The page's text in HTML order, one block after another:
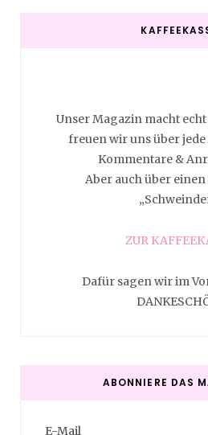
Unser Magazin macht
freuen wir uns über
Kommentare &
Aber auch über
ZUR
Dafür sagen wir im
ABONNIERE DAS
E-Mail